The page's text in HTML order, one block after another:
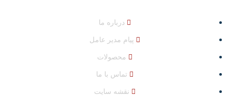
درباره ما
پیام مدیر عامل
محصولات
تماس با ما
نقشه سایت